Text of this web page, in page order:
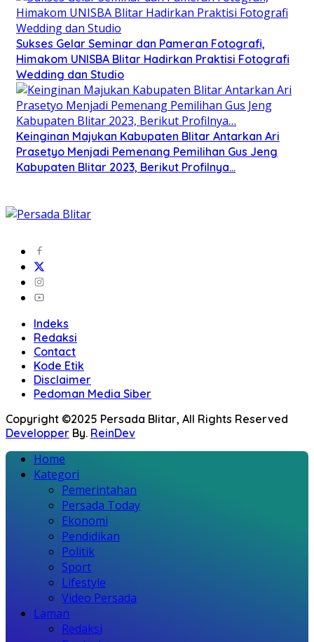
Sukses Gelar Seminar dan Pameran Fotografi,
Himakom UNISBA Blitar Hadirkan Praktisi Fotografi
Wedding dan Studio
Keinginan Majukan Kabupaten Blitar Antarkan Ari
Prasetyo Menjadi Pemenang Pemilihan Gus Jeng
Kabupaten Blitar 2023, Berikut Profilnya…
Indeks
Redaksi
Contact
Kode Etik
Disclaimer
Pedoman Media Siber
Copyright ©2025 Persada Blitar, All Rights Reserved
Developper By. ReinDev
Home
Kategori
Pemerintahan
Persada Today
Ekonomi
Pendidikan
Politik
Sport
Lifestyle
Video Persada
Laman
Redaksi